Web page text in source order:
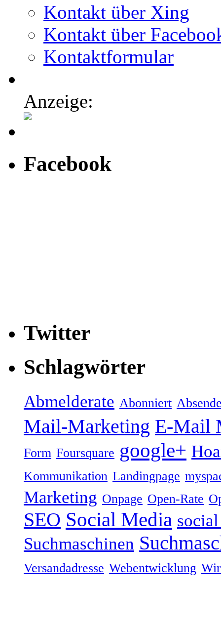
Kontakt über Xing
Kontakt über
Kontaktformular
Anzeige:
Facebook
Twitter
Schlagwörter
Abmelderate Abonniert
Mail-Marketing E-Mail
Form Foursquare google+
Kommunikation Landingpage
Marketing Onpage Open-Rate
SEO Social Media
Suchmaschinen
Versandadresse Webentwicklung